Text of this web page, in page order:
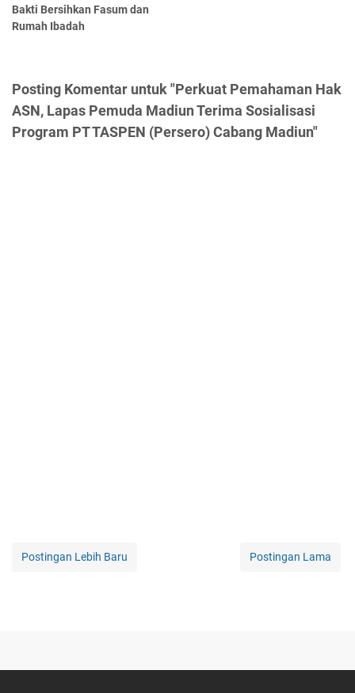
Bakti Bersihkan Fasum dan
Rumah Ibadah
Posting Komentar untuk "Perkuat Pemahaman Hak
ASN, Lapas Pemuda Madiun Terima Sosialisasi
Program PT TASPEN (Persero) Cabang Madiun"
Postingan Lebih Baru Postingan Lama